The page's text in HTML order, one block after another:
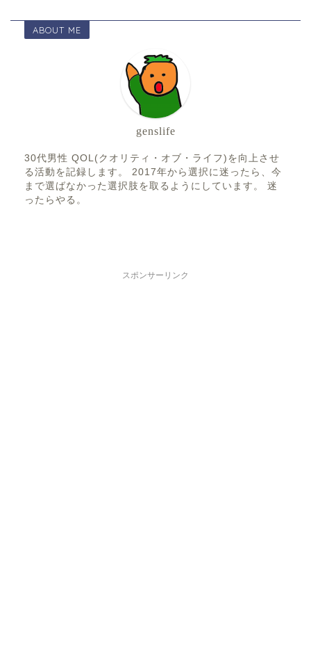
ABOUT ME
genslife
30代男性 QOL(クオリティ・オブ・ライフ)を向上させ
る活動を記録します。 2017年から選択に迷ったら、今
まで選ばなかった選択肢を取るようにしています。 迷
ったらやる。
スポンサーリンク